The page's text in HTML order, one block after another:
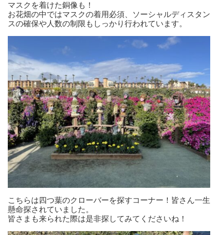
マスクを着けた銅像も！
お花畑の中ではマスクの着用必須、ソーシャルディスタン
スの確保や人数の制限もしっかり行われています。
こちらは四つ葉のクローバーを探すコーナー！皆さん一生
懸命探されていました。
皆さまも来られた際は是非探してみてくださいね！